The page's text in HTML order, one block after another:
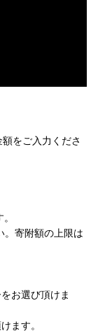
をご入力くださ
寄附額の上限は
お選び頂けま
ます。